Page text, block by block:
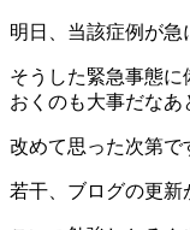
明日、当該症例が急
そうした緊急事態に
おくのも大事だなあ
改めて思った次第で
若干、ブログの更